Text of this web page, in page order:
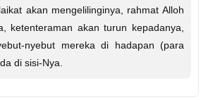
akan mengelilinginya, rahmat Alloh
ketenteraman akan turun kepadanya,
nyebut mereka di hadapan (para
di sisi-Nya.